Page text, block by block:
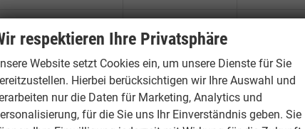
Hyundai Santa Fe Großes SUV
Hyundai IONIQ 5 /
IONIQ 6
Elektroauto
respektieren Ihre Privatsphäre
Website setzt Cookies ein, um unsere Dienste für Sie
Hierbei berücksichtigen wir Ihre Auswahl und
nur die Daten für Marketing, Analytics und
für die Sie uns Ihr Einverständnis geben. Sie